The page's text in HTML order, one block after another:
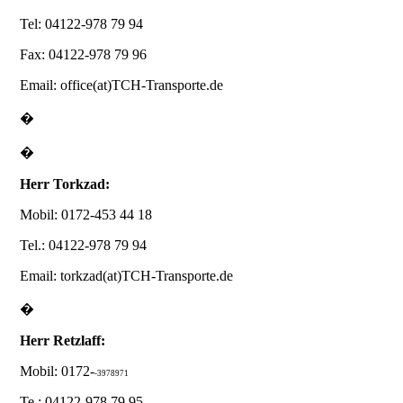
Tel: 04122-978 79 94
Fax: 04122-978 79 96
Email: office(at)TCH-Transporte.de
�
�
Herr Torkzad:
Mobil: 0172-453 44 18
Tel.: 04122-978 79 94
Email: torkzad(at)TCH-Transporte.de
�
Herr Retzlaff:
Mobil: 0172--3978971